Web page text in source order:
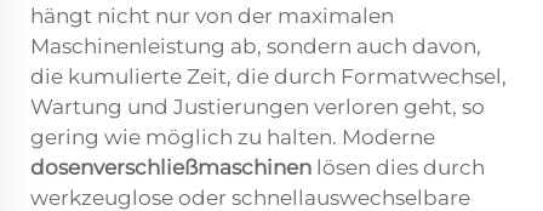
hängt nicht nur von der maximalen
Maschinenleistung ab, sondern auch davon,
die kumulierte Zeit, die durch Formatwechsel,
Wartung und Justierungen verloren geht, so
gering wie möglich zu halten. Moderne
dosenverschließmaschinen lösen dies durch
werkzeuglose oder schnellauswechselbare